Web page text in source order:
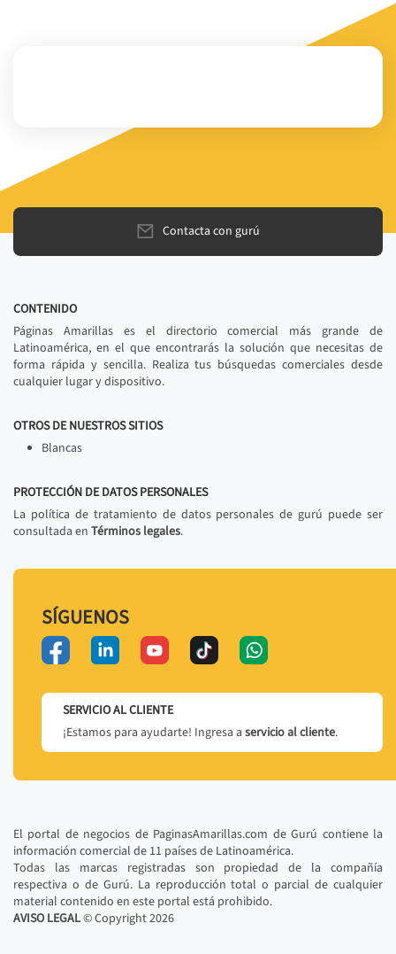
Contacta con gurú
CONTENIDO
Páginas Amarillas es el directorio comercial más grande de
Latinoamérica, en el que encontrarás la solución que necesitas de
forma rápida y sencilla. Realiza tus búsquedas comerciales desde
cualquier lugar y dispositivo.
OTROS DE NUESTROS SITIOS
Blancas
PROTECCIÓN DE DATOS PERSONALES
La política de tratamiento de datos personales de gurú puede ser
consultada en Términos legales.
SÍGUENOS
SERVICIO AL CLIENTE
¡Estamos para ayudarte! Ingresa a servicio al cliente.
El portal de negocios de PaginasAmarillas.com de Gurú contiene la
información comercial de 11 países de Latinoamérica.
Todas las marcas registradas son propiedad de la compañía
respectiva o de Gurú. La reproducción total o parcial de cualquier
material contenido en este portal está prohibido.
AVISO LEGAL© Copyright2026